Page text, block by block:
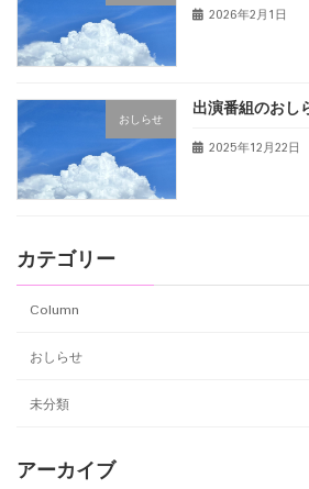
2026年2月1日
おしらせ 出演番組のおし
2025年12月22日
カテゴリー
Column
おしらせ
未分類
アーカイブ